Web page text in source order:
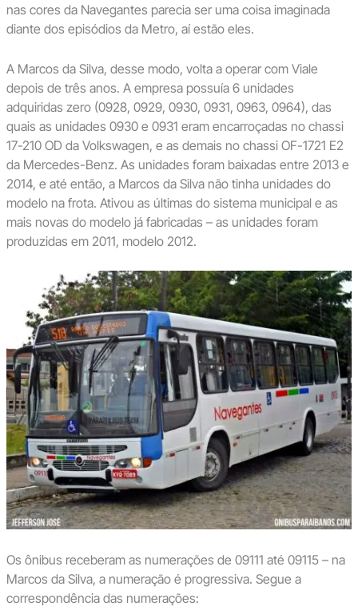
nas cores da Navegantes parecia ser uma coisa imaginada
diante dos episódios da Metro, aí estão eles.
A Marcos da Silva, desse modo, volta a operar com Viale
depois de três anos. A empresa possuía 6 unidades
adquiridas zero (0928, 0929, 0930, 0931, 0963, 0964), das
quais as unidades 0930 e 0931 eram encarroçadas no chassi
17-210 OD da Volkswagen, e as demais no chassi OF-1721 E2
da Mercedes-Benz. As unidades foram baixadas entre 2013 e
2014, e até então, a Marcos da Silva não tinha unidades do
modelo na frota. Ativou as últimas do sistema municipal e as
mais novas do modelo já fabricadas – as unidades foram
produzidas em 2011, modelo 2012.
Os ônibus receberam as numerações de 09111 até 09115 – na
Marcos da Silva, a numeração é progressiva. Segue a
correspondência das numerações: